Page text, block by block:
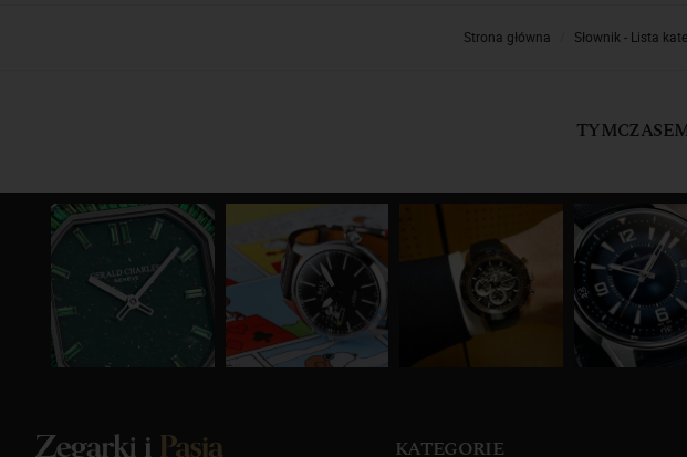
Strona główna Słownik - Lista
KATEGORIE